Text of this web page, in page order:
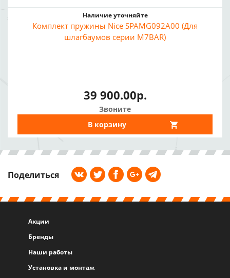
Наличие уточняйте
Комплект пружины Nice SPAMG092A00 (Для
шлагбаумов серии M7BAR)
39 900.00р.
Звоните
В корзину
Поделиться
Акции
Бренды
Наши работы
Установка и монтаж